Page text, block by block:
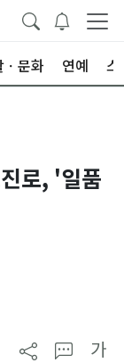
ㆍ문화 연예 스
로, '일품
가